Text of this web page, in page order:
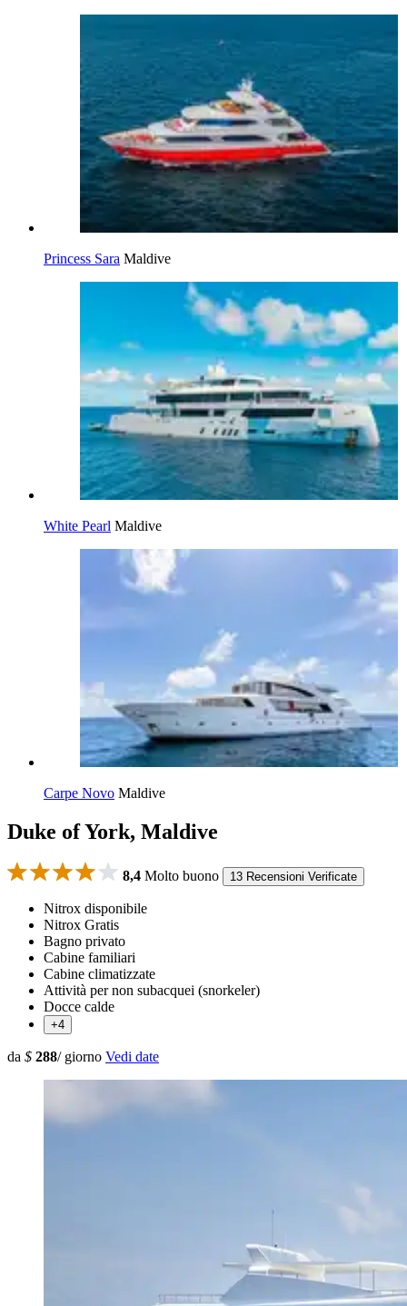
Princess Sara Maldive
White Pearl Maldive
Carpe Novo Maldive
Duke of York, Maldive
8,4 Molto buono 13 Recensioni Verificate
Nitrox disponibile
Nitrox Gratis
Bagno privato
Cabine familiari
Cabine climatizzate
Attività per non subacquei (snorkeler)
Docce calde
+4
da $ 288/ giorno Vedi date